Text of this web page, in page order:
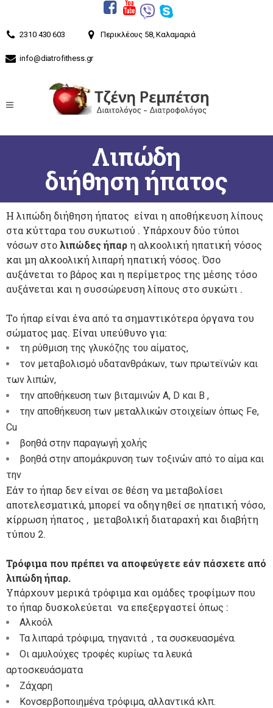
2310 430 603 Περικλέους 58, Καλαμαριά
info@diatrofithess.gr
Λιπώδη
διήθηση ήπατος
Η λιπώδη διήθηση ήπατος είναι η αποθήκευση λίπους
στα κύτταρα του συκωτιού . Υπάρχουν δύο τύποι
νόσων στολιπώδες ήπαρη αλκοολική ηπατική νόσος
και μη αλκοολική λιπαρή ηπατική νόσος. Όσο
αυξάνεται το βάρος και η περίμετρος της μέσης τόσο
αυξάνεται και η συσσώρευση λίπους στο συκώτι .
Το ήπαρ είναι ένα από τα σημαντικότερα όργανα του
σώματος μας. Είναι υπεύθυνο για:
τη ρύθμιση της γλυκόζης του αίματος,
τον μεταβολισμό υδατανθράκων, των πρωτεϊνών και
των λιπών,
την αποθήκευση των βιταμινών Α, D και Β ,
την αποθήκευση των μεταλλικών στοιχείων όπως Fe,
Cu
βοηθά στην παραγωγή χολής
βοηθά στην απομάκρυνση των τοξινών από το αίμα και
την
Εάν το ήπαρ δεν είναι σε θέση να μεταβολίσει
αποτελεσματικά, μπορεί να οδηγηθεί σε ηπατική νόσο,
κίρρωση ήπατος , μεταβολική διαταραχή και διαβήτη
τύπου 2.
Τρόφιμα που πρέπει να αποφεύγετε εάν πάσχετε από
λιπώδη ήπαρ.
Υπάρχουν μερικά τρόφιμα και ομάδες τροφίμων που
το ήπαρ δυσκολεύεται να επεξεργαστεί όπως :
Αλκοόλ
Τα λιπαρά τρόφιμα, τηγανιτά , τα συσκευασμένα.
Οι αμυλούχες τροφές κυρίως τα λευκά
αρτοσκευάσματα
Ζάχαρη
Κονσερβοποιημένα τρόφιμα, αλλαντικά κλπ.